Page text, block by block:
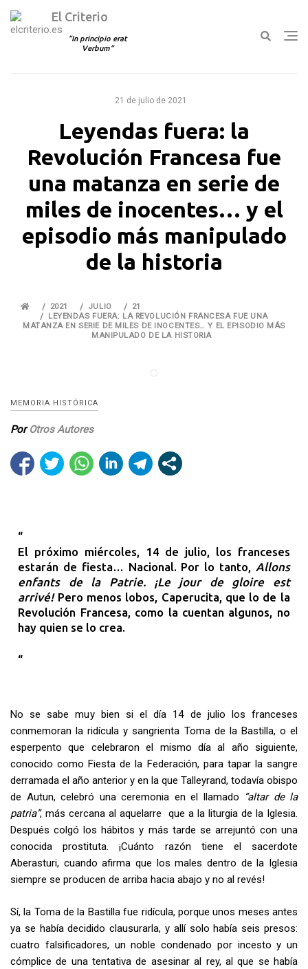
El Criterio
In principio erat
Verbum
21 de julio de 2021
Leyendas fuera: la
Revolución Francesa fue
una matanza en serie de
miles de inocentes… y el
episodio más manipulado
de la historia
2021 JULIO
21
LEYENDAS FUERA: LA REVOLUCIÓN FRANCESA FUE UNA
MATANZA EN SERIE DE MILES DE INOCENTES… Y EL EPISODIO MÁS
MANIPULADO DE LA HISTORIA
MEMORIA HISTÓRICA
PorOtros Autores
El próximo miércoles, 14 de julio, los franceses
estarán de fiesta… Nacional. Por lo tanto, Allons
enfants de la Patrie. ¡Le jour de gloire est
arrivé! Pero menos lobos, Caperucita, que lo de la
Revolución Francesa, como la cuentan algunos, no
hay quien se lo crea.
No se sabe muy bien si el día 14 de julio los franceses
conmemoran la ridícula y sangrienta Toma de la Bastilla, o el
esperpento que celebraron el mismo día al año siguiente,
conocido como Fiesta de la Federación, para tapar la sangre
derramada el año anterior y en la que Talleyrand, todavía obispo
de Autun, celebró una ceremonia en el llamado “altar de la
patria”, más cercana al aquelarre que a la liturgia de la Iglesia.
Después colgó los hábitos y más tarde se arrejuntó con una
conocida prostituta. ¡Cuánto razón tiene el sacerdote
Aberasturi, cuando afirma que los males dentro de la Iglesia
siempre se producen de arriba hacia abajo y no al revés!
Sí, la Toma de la Bastilla fue ridícula, porque unos meses antes
ya se había decidido clausurarla, y allí solo había seis presos:
cuatro falsificadores, un noble condenado por incesto y un
cómplice de una tentativa de asesinar al rey, al que se había